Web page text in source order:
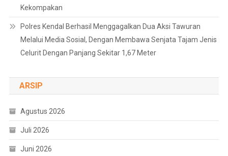
Kekompakan
Polres Kendal Berhasil Menggagalkan Dua Aksi Tawuran
Melalui Media Sosial, Dengan Membawa Senjata Tajam Jenis
Celurit Dengan Panjang Sekitar 1,67 Meter
ARSIP
Agustus 2026
Juli 2026
Juni 2026